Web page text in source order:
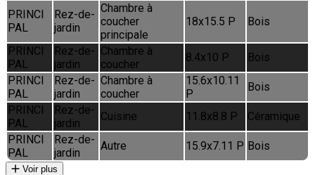
PRINCI
PAL
Rez-de-
jardin
Chambre à
coucher
principale
18x15.5 P Bois
PRINCI
PAL
Rez-de-
jardin
Chambre à
coucher
8.4x10 P
Bois
PRINCI
PAL
Rez-de-
jardin
Chambre à
coucher
15.6x10.11
P
Bois
PRINCI
PAL
Rez-de-
jardin
Cuisine 11.8x8.8 P
Céramique
PRINCI
PAL
Rez-de-
jardin
Autre 15.9x7.11 P Bois
Voir plus